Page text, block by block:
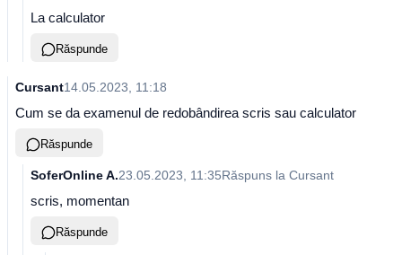
La calculator
Răspunde
Cursant14.05.2023, 11:18
Cum se da examenul de redobândirea scris sau calculator
Răspunde
SoferOnline A.23.05.2023, 11:35Răspuns la Cursant
scris, momentan
Răspunde